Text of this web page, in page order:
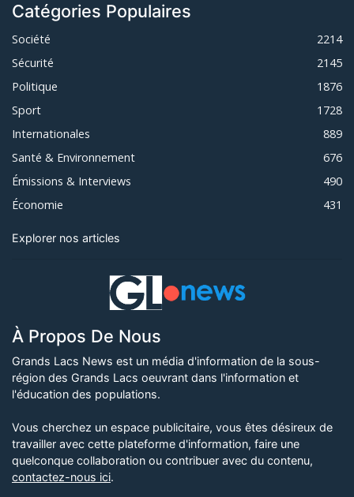
Catégories Populaires
Société
2214
Sécurité
2145
Politique
1876
Sport
1728
Internationales
889
Santé & Environnement
676
Émissions & Interviews
490
Économie
431
Explorer nos articles
À Propos De Nous
Grands Lacs News est un média d'information de la sous-
région des Grands Lacs oeuvrant dans l'information et
l'éducation des populations.
Vous cherchez un espace publicitaire, vous êtes désireux de
travailler avec cette plateforme d'information, faire une
quelconque collaboration ou contribuer avec du contenu,
contactez-nous ici.